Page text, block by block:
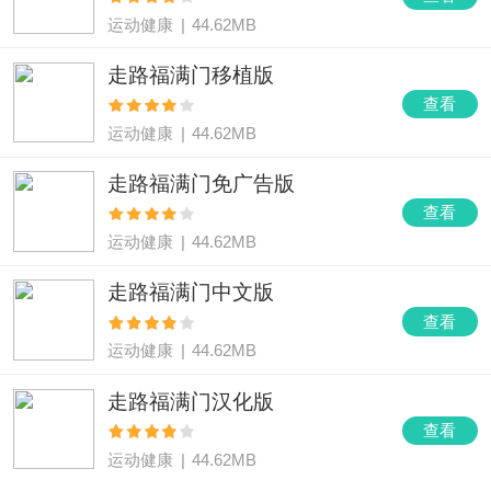
运动健康 | 44.62MB
查看
走路福满门移植版
运动健康 | 44.62MB
查看
走路福满门免广告版
运动健康 | 44.62MB
查看
走路福满门中文版
运动健康 | 44.62MB
查看
走路福满门汉化版
运动健康 | 44.62MB